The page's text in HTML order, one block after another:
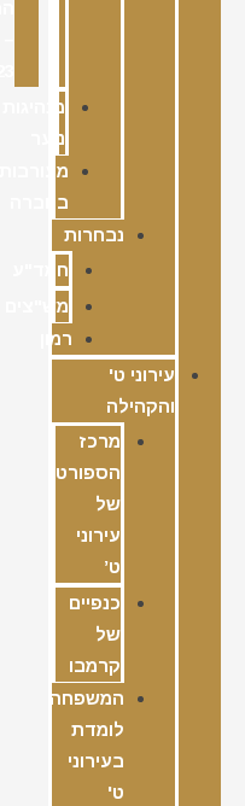
מנהיגות
נוער
מעורבות
בחברה
נבחרות
חמד"ע
מש"צים
רמון
עירוני ט'
והקהילה
מרכז
הספורט
של
עירוני
ט’
כנפיים
של
קרמבו
המשפחה
לומדת
בעירוני
ט'